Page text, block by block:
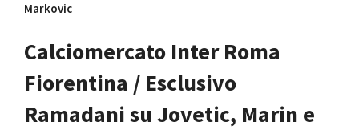
Markovic
Calciomercato Inter Roma
Fiorentina / Esclusivo
Ramadani su Jovetic, Marin e